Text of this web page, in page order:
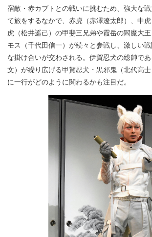
宿敵・赤カブトとの戦いに挑むため、強大な戦
て旅をするなかで、赤虎（赤澤遼太郎）、中
虎（松井遥己）の甲斐三兄弟や霞岳の閻魔大
モス（千代田信一）が続々と参戦し、激しい
な掛け合いが交わされる。伊賀忍犬の総帥で
文）が繰り広げる甲賀忍犬・黒邪鬼（北代高
に一行がどのように関わるかも注目だ。